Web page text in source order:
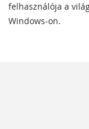
felhasználója a
Windows-on.